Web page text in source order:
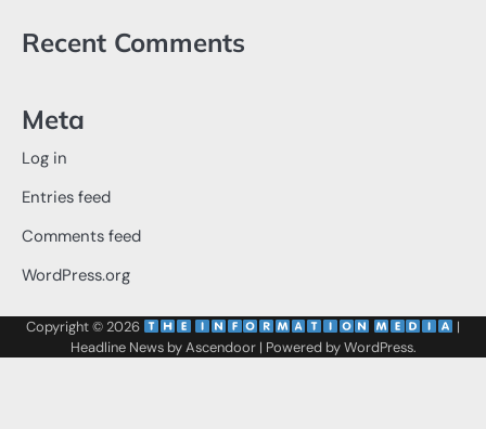
Recent Comments
Meta
Log in
Entries feed
Comments feed
WordPress.org
Copyright © 2026
|
Headline News byAscendoor| Powered byWordPress.